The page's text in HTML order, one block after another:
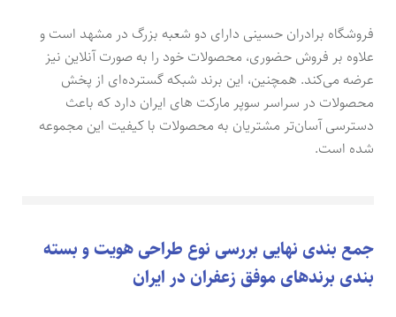
فروشگاه برادران حسینی دارای دو شعبه بزرگ در مشهد است و
علاوه بر فروش حضوری، محصولات خود را به صورت آنلاین نیز
عرضه می‌کند. همچنین، این برند شبکه گسترده‌ای از پخش
محصولات در سراسر سوپر مارکت های ایران دارد که باعث
دسترسی آسان‌تر مشتریان به محصولات با کیفیت این مجموعه
شده است.
جمع بندی نهایی بررسی نوع طراحی هویت و بسته
بندی برندهای موفق زعفران در ایران